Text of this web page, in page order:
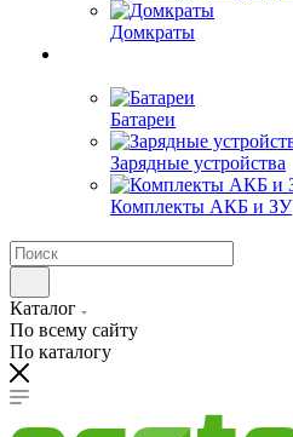
Домкраты
Батареи
Зарядные устройства
Комплекты АКБ и ЗУ
Каталог
По всему сайту
По каталогу